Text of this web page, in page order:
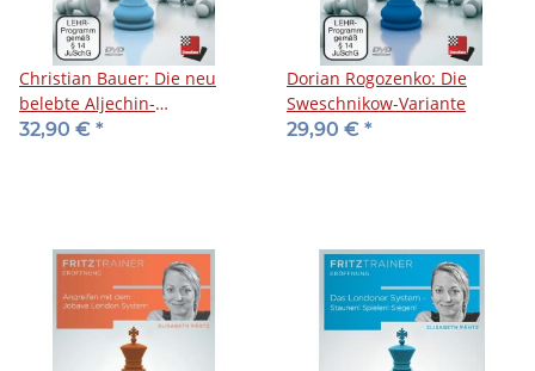
Christian Bauer: Die neu
belebte Aljechin-
Verteidigung
32,90 € *
Dorian Rogozenko: Die
Sweschnikow-Variante
29,90 € *